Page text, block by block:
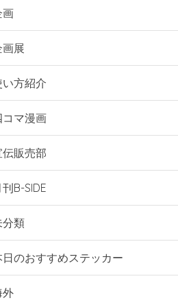
画
画展
い方紹介
コマ漫画
伝販売部
B-SIDE
分類
日のおすすめステッカー
外